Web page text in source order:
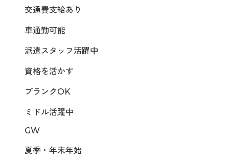
交通費支給あり
車通勤可能
派遣スタッフ活躍中
資格を活かす
ブランクOK
ミドル活躍中
GW
夏季・年末年始